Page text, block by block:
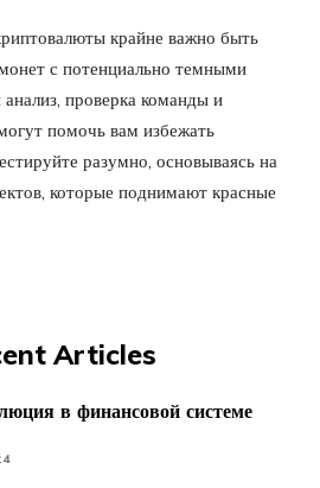
крайне важно быть
с потенциально темными
проверка команды и
помочь вам избежать
разумно, основываясь на
которые поднимают красные
Articles
в финансовой системе